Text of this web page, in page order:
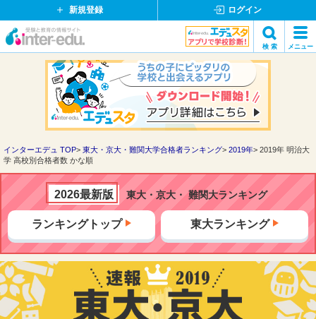
新規登録 ログイン
イ
ド
ッ
ト
検 索 メニュー
検索
インターエデュ TOP 東大・京大・難関大学合格者ランキング 2019年
2019年 明治大
学 高校別合格者数 かな順
2026最新版 東大・京大・ 難関大ランキング
ランキングトップ 東大ランキング